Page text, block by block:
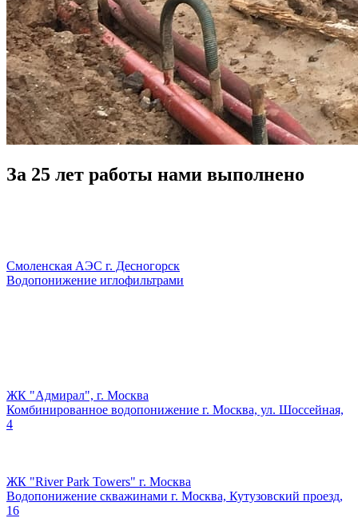
За 25 лет работы нами выполнено
Смоленская АЭС г. Десногорск
Водопонижение иглофильтрами
ЖК "Адмирал", г. Москва
Комбинированное водопонижение г. Москва, ул. Шоссейная,
4
ЖК "River Park Towers" г. Москва
Водопонижение скважинами г. Москва, Кутузовский проезд,
16